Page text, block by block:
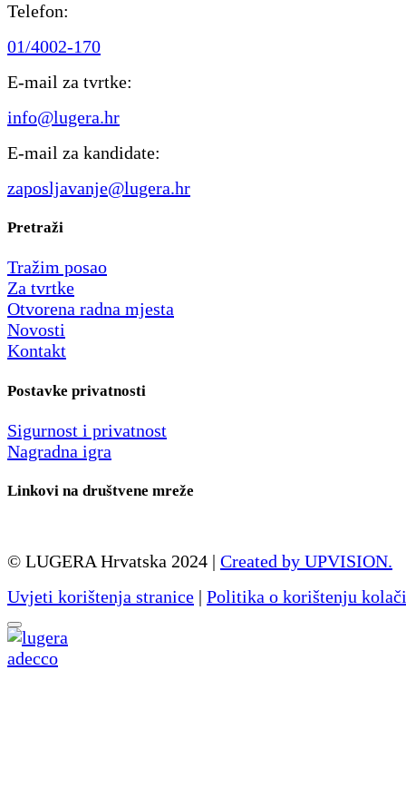
Telefon:
01/4002-170
E-mail za tvrtke:
info@lugera.hr
E-mail za kandidate:
zaposljavanje@lugera.hr
Pretraži
Tražim posao
Za tvrtke
Otvorena radna mjesta
Novosti
Kontakt
Postavke privatnosti
Sigurnost i privatnost
Nagradna igra
Linkovi na društvene mreže
© LUGERA Hrvatska 2024 | Created by UPVISION.
Uvjeti korištenja stranice | Politika o korištenju